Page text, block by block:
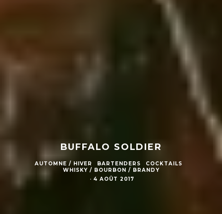
BUFFALO SOLDIER
AUTOMNE / HIVER BARTENDERS
COCKTAILS
WHISKY / BOURBON / BRANDY
· 4 AOÛT 2017